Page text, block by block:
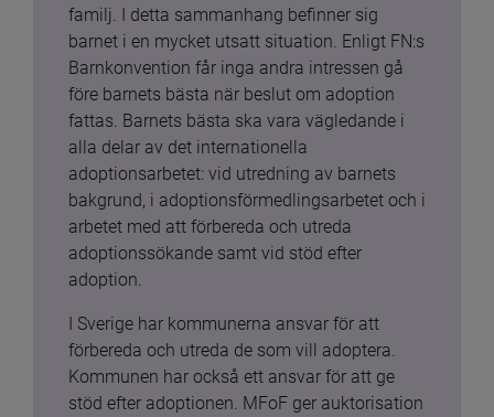
familj. I detta sammanhang befinner sig
barnet i en mycket utsatt situation. Enligt FN:s
Barnkonvention får inga andra intressen gå
före barnets bästa när beslut om adoption
fattas. Barnets bästa ska vara vägledande i
alla delar av det internationella
adoptionsarbetet: vid utredning av barnets
bakgrund, i adoptionsförmedlingsarbetet och i
arbetet med att förbereda och utreda
adoptionssökande samt vid stöd efter
adoption.
I Sverige har kommunerna ansvar för att
förbereda och utreda de som vill adoptera.
Kommunen har också ett ansvar för att ge
stöd efter adoptionen. MFoF ger auktorisation